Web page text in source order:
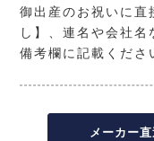
御出産のお祝いに直
し】、連名や会社
備考欄に記載くださ
メーカー